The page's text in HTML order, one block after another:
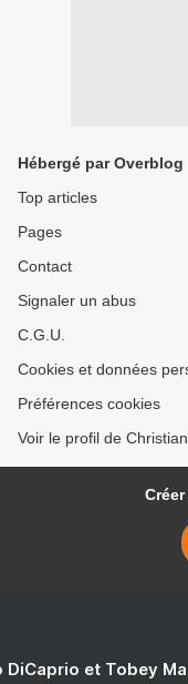
Hébergé par Overblog
Top articles
Pages
Contact
Signaler un abus
C.G.U.
Cookies et données
Préférences cookies
Voir le profil de
DiCaprio et Tobey